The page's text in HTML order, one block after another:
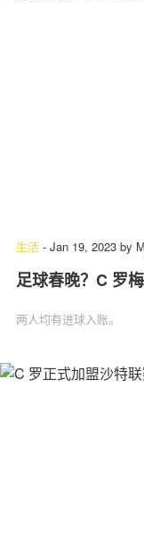
生活 - Jan 19, 2023 by
足球春晚？C 罗
两人均有进球入账。